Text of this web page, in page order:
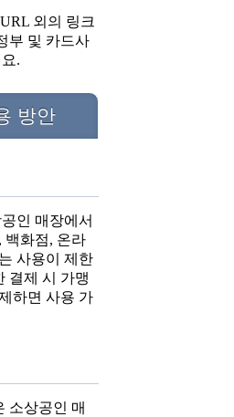
외의 링크
부 및 카드사
.
방안
인 매장에서
백화점, 온라
사용이 제한
결제 시 가맹
하면 사용 가
소상공인 매